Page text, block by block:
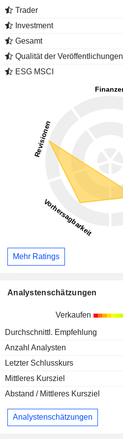
Trader
Investment
Gesamt
Qualität der Veröffentlichungen
ESG MSCI
Mehr Ratings
Analystenschätzungen
Verkaufen
Durchschnittl. Empfehlung
Anzahl Analysten
Letzter Schlusskurs
Mittleres Kursziel
Abstand / Mittleres Kursziel
Analystenschätzungen